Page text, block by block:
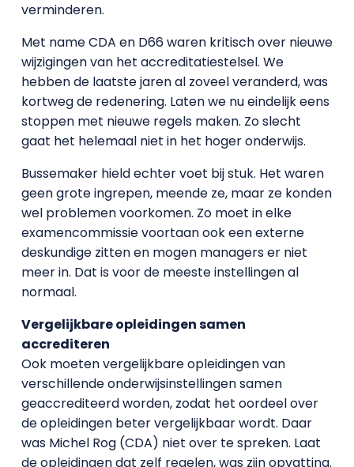
verminderen.
Met name CDA en D66 waren kritisch over nieuwe
wijzigingen van het accreditatiestelsel. We
hebben de laatste jaren al zoveel veranderd, was
kortweg de redenering. Laten we nu eindelijk eens
stoppen met nieuwe regels maken. Zo slecht
gaat het helemaal niet in het hoger onderwijs.
Bussemaker hield echter voet bij stuk. Het waren
geen grote ingrepen, meende ze, maar ze konden
wel problemen voorkomen. Zo moet in elke
examencommissie voortaan ook een externe
deskundige zitten en mogen managers er niet
meer in. Dat is voor de meeste instellingen al
normaal.
Vergelijkbare opleidingen samen
accrediteren
Ook moeten vergelijkbare opleidingen van
verschillende onderwijsinstellingen samen
geaccrediteerd worden, zodat het oordeel over
de opleidingen beter vergelijkbaar wordt. Daar
was Michel Rog (CDA) niet over te spreken. Laat
de opleidingen dat zelf regelen, was zijn opvatting.